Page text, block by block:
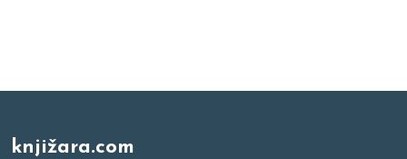
knjižara.com